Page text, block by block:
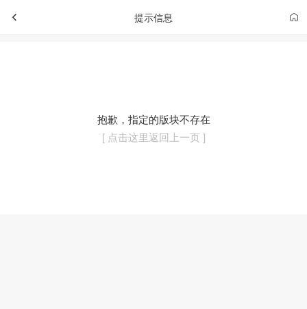
提示信息
抱歉，指定的版块不存在
[ 点击这里返回上一页 ]